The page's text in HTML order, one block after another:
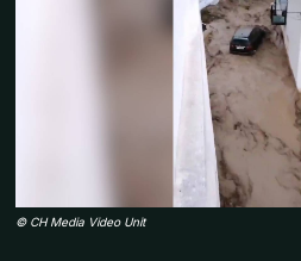
© CH Media Video Unit